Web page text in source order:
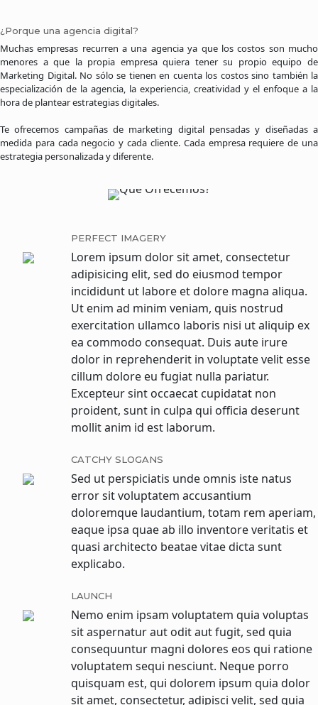
¿Porque una agencia digital?
Muchas empresas recurren a una agencia ya que los costos son mucho
menores a que la propia empresa quiera tener su propio equipo de
Marketing Digital. No sólo se tienen en cuenta los costos sino también la
especialización de la agencia, la experiencia, creatividad y el enfoque a la
hora de plantear estrategias digitales.
Te ofrecemos campañas de marketing digital pensadas y diseñadas a
medida para cada negocio y cada cliente. Cada empresa requiere de una
estrategia personalizada y diferente.
PERFECT IMAGERY
Lorem ipsum dolor sit amet, consectetur
adipisicing elit, sed do eiusmod tempor
incididunt ut labore et dolore magna aliqua.
Ut enim ad minim veniam, quis nostrud
exercitation ullamco laboris nisi ut aliquip ex
ea commodo consequat. Duis aute irure
dolor in reprehenderit in voluptate velit esse
cillum dolore eu fugiat nulla pariatur.
Excepteur sint occaecat cupidatat non
proident, sunt in culpa qui officia deserunt
mollit anim id est laborum.
CATCHY SLOGANS
Sed ut perspiciatis unde omnis iste natus
error sit voluptatem accusantium
doloremque laudantium, totam rem aperiam,
eaque ipsa quae ab illo inventore veritatis et
quasi architecto beatae vitae dicta sunt
explicabo.
LAUNCH
Nemo enim ipsam voluptatem quia voluptas
sit aspernatur aut odit aut fugit, sed quia
consequuntur magni dolores eos qui ratione
voluptatem sequi nesciunt. Neque porro
quisquam est, qui dolorem ipsum quia dolor
sit amet, consectetur, adipisci velit, sed quia